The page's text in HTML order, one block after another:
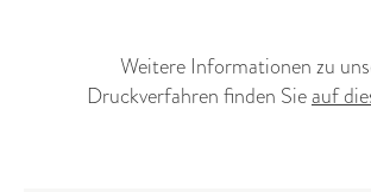
Weitere Informationen zu
Druckverfahren finden Sieauf